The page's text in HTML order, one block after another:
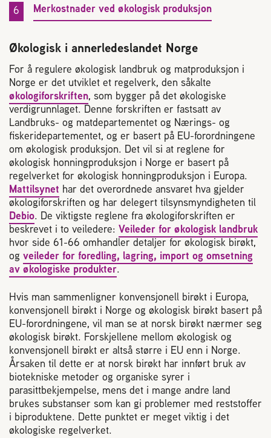
Prosjekter
Norges Birøkterlags standpunkt
Min side (Rubic)
Dampsagveien 14
2004 Lillestrøm
TEL 63 94 20 80
post@norbi.no
Merkostnader ved økologisk produksjon
Økologisk i annerledeslandet Norge
For å regulere økologisk landbruk og matproduksjon i
Norge er det utviklet et regelverk, den såkalte
økologiforskriften, som bygger på det økologiske
verdigrunnlaget. Denne forskriften er fastsatt av
Landbruks- og matdepartementet og Nærings- og
fiskeridepartementet, og er basert på EU-forordningene
om økologisk produksjon. Det vil si at reglene for
økologisk honningproduksjon i Norge er basert på
regelverket for økologisk honningproduksjon i Europa.
Mattilsynet har det overordnede ansvaret hva gjelder
økologiforskriften og har delegert tilsynsmyndigheten til
Debio. De viktigste reglene fra økologiforskriften er
beskrevet i to veiledere: Veileder for økologisk landbruk
hvor side 61-66 omhandler detaljer for økologisk birøkt,
og veileder for foredling, lagring, import og omsetning
av økologiske produkter.
Hvis man sammenligner konvensjonell birøkt i Europa,
konvensjonell birøkt i Norge og økologisk birøkt basert på
EU-forordningene, vil man se at norsk birøkt nærmer seg
økologisk birøkt. Forskjellene mellom økologisk og
konvensjonell birøkt er altså større i EU enn i Norge.
Årsaken til dette er at norsk birøkt har innført bruk av
biotekniske metoder og organiske syrer i
parasittbekjempelse, mens det i mange andre land
brukes substanser som kan gi problemer med reststoffer
i biproduktene. Dette punktet er meget viktig i det
økologiske regelverket.